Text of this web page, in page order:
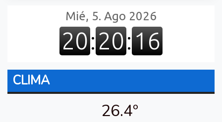
CLIMA
26.4º